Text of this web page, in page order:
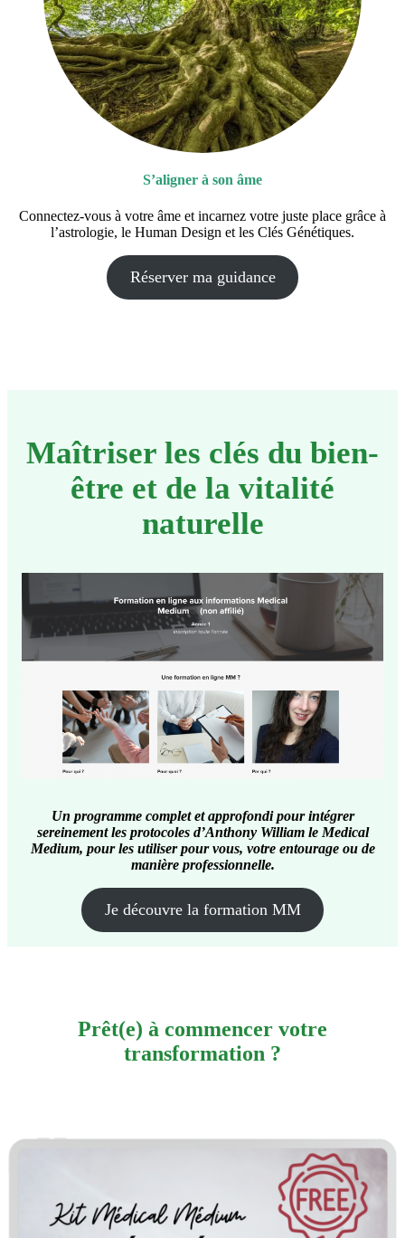
S’aligner à son âme
Connectez-vous à votre âme et incarnez votre juste place grâce à
l’astrologie, le Human Design et les Clés Génétiques.
Réserver ma guidance
Maîtriser les clés du bien-
être et de la vitalité
naturelle
Un programme complet et approfondi pour intégrer
sereinement les protocoles d’Anthony William le Medical
Medium, pour les utiliser pour vous, votre entourage ou de
manière professionnelle.
Je découvre la formation MM
Prêt(e) à commencer votre
transformation ?